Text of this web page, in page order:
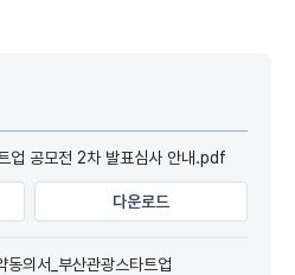
업 공모전 2차 발표심사 안내.pdf
다운로드
의서_부산관광스타트업